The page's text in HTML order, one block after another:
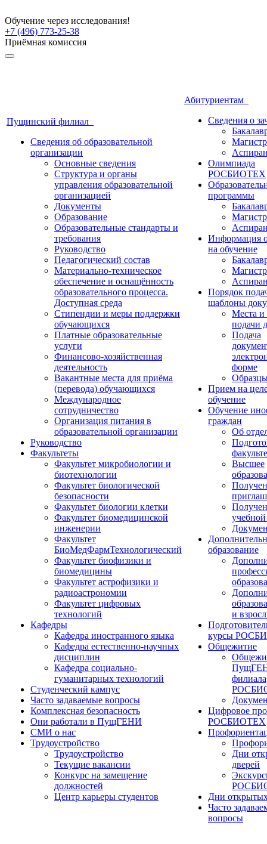
Обучение через исследования!
+7 (496) 773-25-38
Приёмная комиссия
Пущинский филиал
Сведения об образовательной
организации
Основные сведения
Структура и органы
управления образовательной
организацией
Документы
Образование
Образовательные стандарты и
требования
Руководство
Педагогический состав
Материально-техническое
обеспечение и оснащённость
образовательного процесса.
Доступная среда
Стипендии и меры поддержки
обучающихся
Платные образовательные
услуги
Финансово-хозяйственная
деятельность
Вакантные места для приёма
(перевода) обучающихся
Международное
сотрудничество
Организация питания в
образовательной организации
Руководство
Факультеты
Факультет микробиологии и
биотехнологии
Факультет биологической
безопасности
Факультет биологии клетки
Факультет биомедицинской
инженерии
Факультет
БиоМедФармТехнологический
Факультет биофизики и
биомедицины
Факультет астрофизики и
радиоастрономии
Факультет цифровых
технологий
Кафедры
Кафедра иностранного языка
Кафедра естественно-научных
дисциплин
Кафедра социально-
гуманитарных технологий
Студенческий кампус
Часто задаваемые вопросы
Комплексная безопасность
Они работали в ПущГЕНИ
СМИ о нас
Трудоустройство
Трудоустройство
Текущие вакансии
Конкурс на замещение
должностей
Центр карьеры студентов
Абитуриентам
Сведения о
Олимпиада
РОСБИОТЕХ
программы
Информация
на обучение
Порядок
шаблоны
Места и
подачи
Подача
форме
Прием на
обучение
Обучение
граждан
Об
Высшее
образование
и
курсы
Общежитие
филиала
Цифровое
РОСБИОТЕХ
Дни
дверей
Дни
Часто
вопросы